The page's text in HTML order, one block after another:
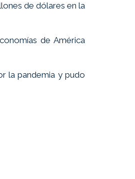
de dólares en la
de América
la pandemia y pudo